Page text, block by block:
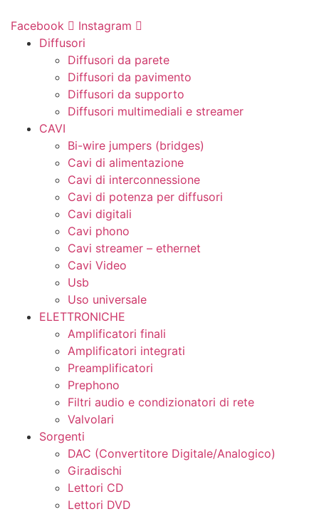
contenuto
Facebook
Instagram
Diffusori
Diffusori da parete
Diffusori da pavimento
Diffusori da supporto
Diffusori multimediali e streamer
CAVI
Bi-wire jumpers (bridges)
Cavi di alimentazione
Cavi di interconnessione
Cavi di potenza per diffusori
Cavi digitali
Cavi phono
Cavi streamer – ethernet
Cavi Video
Usb
Uso universale
ELETTRONICHE
Amplificatori finali
Amplificatori integrati
Preamplificatori
Prephono
Filtri audio e condizionatori di rete
Valvolari
Sorgenti
DAC (Convertitore Digitale/Analogico)
Giradischi
Lettori CD
Lettori DVD